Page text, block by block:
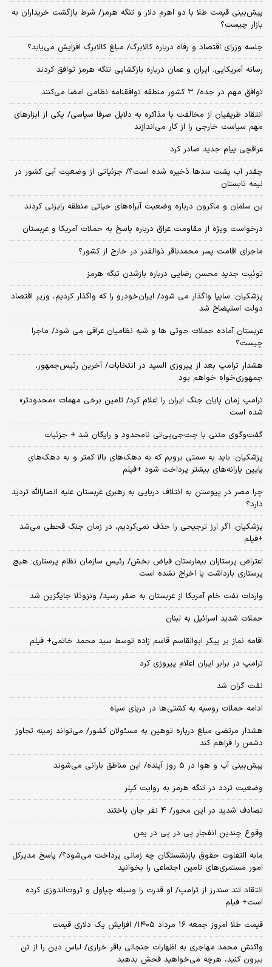
پیش‌بینی قیمت طلا با دو اهرم دلار و تنگه هرمز/ شرط بازگشت خریداران به
بازار چیست؟
جلسه وزرای اقتصاد و رفاه درباره کالابرگ/ مبلغ کالابرگ افزایش می‌یابد؟
رسانه آمریکایی: ایران و عمان درباره بازگشایی تنگه هرمز توافق کردند
توافق مهم در جده/ ۳ کشور منطقه توافقنامه نظامی امضا می‌کنند
انتقاد ظریفیان از مخالفت با مذاکره به دلایل صرفا سیاسی/ یکی از ابزارهای
مهم سیاست خارجی را از کار می‌اندازند
عراقچی پیام جدید صادر کرد
چقدر آب پشت سدها ذخیره شده است؟/ جزئیاتی از وضعیت آبی کشور در
نیمه تابستان
بن سلمان و ماکرون درباره وضعیت آبراه‌های حیاتی منطقه رایزنی کردند
درخواست ویژه از مقاومت عراق درباره پاسخ به حملات آمریکا و عربستان
ماجرای اقامت پسر محمدباقر ذوالقدر در خارج از کشور؟
توئیت جدید محسن رضایی درباره بازشدن تنگه هرمز
پزشکیان: سایپا واگذار می شود/ ایران‌خودرو را که واگذار کردیم، وزیر اقتصاد
دولت استیضاح شد
عربستان آماده حملات حوثی ها و شبه نظامیان عراقی می شود/ ماجرا
چیست؟
هشدار ترامپ بعد از پیروزی السید در انتخابات/ آخرین رئیس‌جمهور،
جمهوری‌خواه خواهم بود
ترامپ زمان پایان جنگ ایران را اعلام کرد/ تامین برخی مهمات «محدودتر»
شده است
گفت‌وگوی متنی با چت‌جی‌پی‌تی نامحدود و رایگان شد + جزئیات
پزشکیان: باید به سمتی برویم که به دهک‌های بالا کمتر و به دهک‌های
پایین یارانه‌های بیشتر پرداخت شود +فیلم
چرا مصر در پیوستن به ائتلاف دریایی به رهبری عربستان علیه انصارالله تردید
دارد؟
پزشکیان: اگر ارز ترجیحی را حذف نمی‌کردیم، در زمان جنگ قحطی می‌شد
+فیلم
اعتراض پرستاران بیمارستان فیاض بخش/ رئیس سازمان نظام پرستاری: هیچ
پرستاری بازداشت یا اخراج نشده است
واردات نفت خام آمریکا از عربستان به صفر رسید/ ونزوئلا جایگزین شد
حملات شدید اسرائیل به لبنان
اقامه نماز بر پیکر ابوالقاسم قاسم زاده توسط سید محمد خاتمی+ فیلم
ترامپ در برابر ایران اعلام پیروزی کرد
نفت گران شد
ادامه حملات روسیه به کشتی‌ها در دریای سیاه
هشدار مرتضی مبلغ درباره توهین به مسئولان کشور/ می‌تواند زمینه تجاوز
دشمن را فراهم کند
پیش‌بینی آب و هوا در 5 روز آینده/ این مناطق بارانی می‌شوند
وضعیت تردد در تنگه هرمز به روایت کپلر
تصادف شدید در این محور/ 4 نفر جان باختند
وقوع چندین انفجار پی در پی در یمن
مابه التفاوت حقوق بازنشستگان چه زمانی پرداخت می‌شود؟/ پاسخ مدیرکل
امور مستمری‌های تامین اجتماعی را بخوانید
انتقاد تند سندرز از ترامپ/ او قدرت را وسیله چپاول و ثروت‌اندوزی کرده
است+ فیلم
قیمت طلا امروز جمعه ۱۶ مرداد ۱۴۰۵/ افزایش یک دلاری قیمت
واکنش محمد مهاجری به اظهارات جنجالی باقر خرازی/ لباس دین را از تن
بیرون کنید، هرچه می‌خواهید فحش بدهید